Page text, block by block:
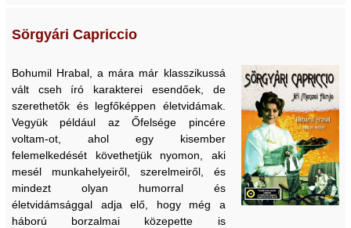
Sörgyári Capriccio
Bohumil Hrabal, a mára már klasszikussá
vált cseh író karakterei esendőek, de
szerethetők és legfőképpen életvidámak.
Vegyük például az Őfelsége pincére
voltam-ot, ahol egy kisember
felemelkedését követhetjük nyomon, aki
mesél munkahelyeiről, szerelmeiről, és
mindezt olyan humorral és
életvidámsággal adja elő, hogy még a
háború borzalmai közepette is